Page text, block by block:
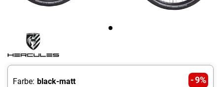
9%
Farbe: black-matt